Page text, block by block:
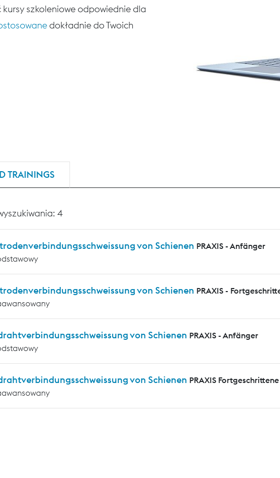
szkoleniowe odpowiednie dla
dokładnie do Twoich
TRAININGS
4
von Schienen PRAXIS - Anfänger
von Schienen PRAXIS -
von Schienen PRAXIS - Anfänger
von Schienen PRAXIS